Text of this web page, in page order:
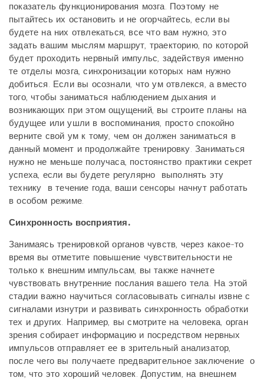
показатель функционирования мозга. Поэтому не
пытайтесь их остановить и не огорчайтесь, если вы
будете на них отвлекаться, все что вам нужно, это
задать вашим мыслям маршрут, траекторию, по которой
будет проходить нервный импульс, задействуя именно
те отделы мозга, синхронизации которых нам нужно
добиться. Если вы осознали, что ум отвлекся, а вместо
того, чтобы заниматься наблюдением дыхания и
возникающих при этом ощущений, вы строите планы на
будущее или ушли в воспоминания, просто спокойно
верните свой ум к тому, чем он должен заниматься в
данный момент и продолжайте тренировку. Заниматься
нужно не меньше получаса, постоянство практики секрет
успеха, если вы будете регулярно выполнять эту
технику в течение года, ваши сенсоры начнут работать
в особом режиме.
Синхронность восприятия.
Занимаясь тренировкой органов чувств, через какое-то
время вы отметите повышение чувствительности не
только к внешним импульсам, вы также начнете
чувствовать внутренние послания вашего тела. На этой
стадии важно научиться согласовывать сигналы извне с
сигналами изнутри и развивать синхронность обработки
тех и других. Например, вы смотрите на человека, орган
зрения собирает информацию и посредством нервных
импульсов отправляет ее в зрительный анализатор,
после чего вы получаете предварительное заключение о
том, что это хороший человек. Допустим, на внешнем